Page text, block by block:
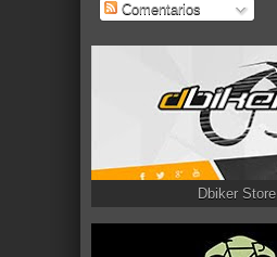
Comentarios
Dbiker Store